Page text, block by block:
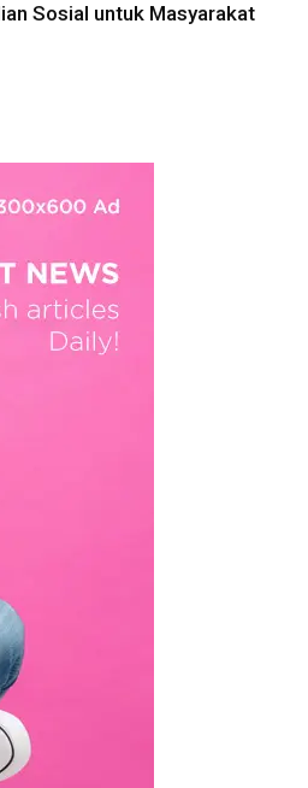
Sosial untuk Masyarakat